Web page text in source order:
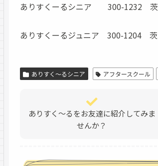
ありすくーるシニア 300-1232
ありすくーるジュニア 300-1204
ありすく～るシニア アフタースクール
ありすく～るをお友達に紹介してみま
せんか？